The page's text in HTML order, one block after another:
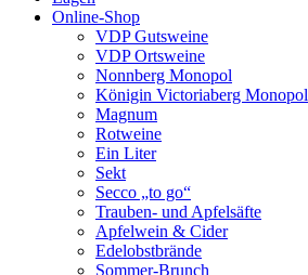
Online-Shop
VDP Gutsweine
VDP Ortsweine
Nonnberg Monopol
Königin Victoriaberg Monopol
Magnum
Rotweine
Ein Liter
Sekt
Secco „to go“
Trauben- und Apfelsäfte
Apfelwein & Cider
Edelobstbrände
Sommer-Brunch